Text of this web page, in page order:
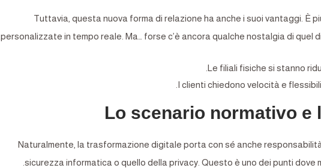
Tuttavia, questa nuova forma di relazione ha anche i suoi vantaggi. È
personalizzate in tempo reale. Ma… forse c’è ancora qualche nostalgia di quel
Le filiali fisiche si stanno
I clienti chiedono velocità e
Lo scenario normativo e
Naturalmente, la trasformazione digitale porta con sé anche
sicurezza informatica o quello della privacy. Questo è uno dei punti dove